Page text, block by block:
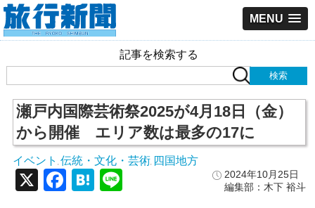
MENU
記事を検索する
瀬戸内国際芸術祭2025が4月18日（金）
から開催 エリア数は最多の17に
イベント 伝統・文化・芸術 四国地方
2024年10月25日
編集部：木下 裕斗
X Facebook
Hatena